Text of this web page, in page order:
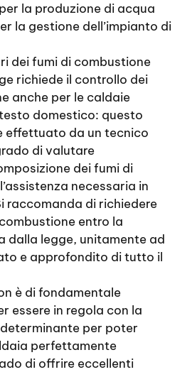
la produzione di acqua
la gestione dell’impianto di
dei fumi di combustione
richiede il controllo dei
anche per le caldaie
domestico: questo
effettuato da un tecnico
di valutare
dei fumi di
necessaria in
raccomanda di richiedere
entro la
dalla legge, unitamente ad
e approfondito di tutto il
è di fondamentale
essere in regola con la
per poter
perfettamente
di offrire eccellenti